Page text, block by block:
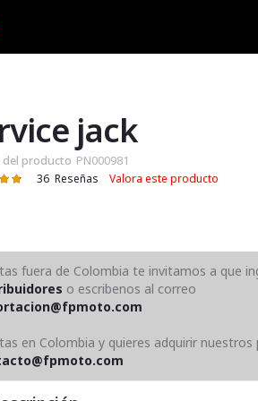
jack
del producto PN000981
36 Reseñas Valora este producto
fuera de Colombia te invitamos a que
o escribenos al correo
en Colombia y quieres adquirir